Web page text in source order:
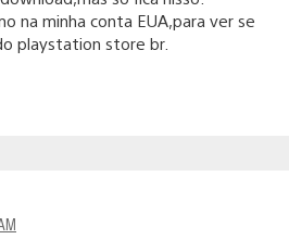
na minha conta EUA,para ver se
playstation store br.